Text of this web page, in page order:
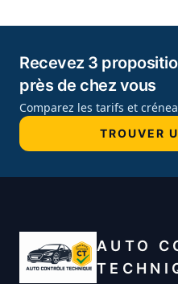
Recevez 3
près de chez vous
Comparez les tarifs et
TROUVER
AUTO